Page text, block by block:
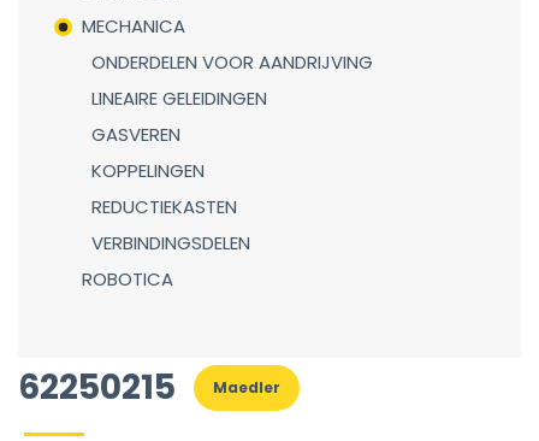
MECHANICA
ONDERDELEN VOOR AANDRIJVING
LINEAIRE GELEIDINGEN
GASVEREN
KOPPELINGEN
REDUCTIEKASTEN
VERBINDINGSDELEN
ROBOTICA
62250215 Maedler